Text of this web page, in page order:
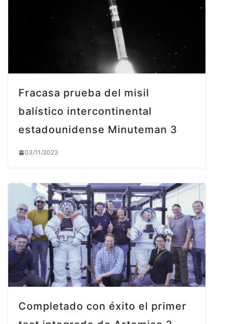
Fracasa prueba del misil
balístico intercontinental
estadounidense Minuteman 3
03/11/2023
Completado con éxito el primer